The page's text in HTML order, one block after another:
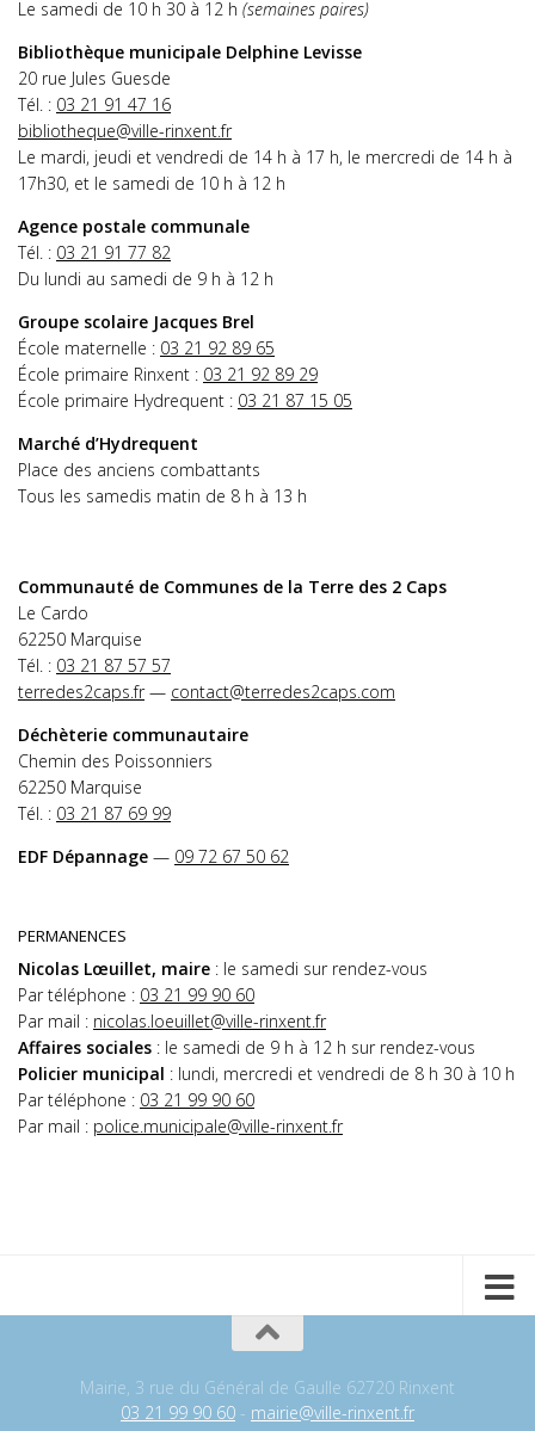
Le samedi de 10 h 30 à 12 h (semaines paires)
Bibliothèque municipale Delphine Levisse
20 rue Jules Guesde
Tél. : 03 21 91 47 16
bibliotheque@ville-rinxent.fr
Le mardi, jeudi et vendredi de 14 h à 17 h, le mercredi de 14 h à
17h30, et le samedi de 10 h à 12 h
Agence postale communale
Tél. : 03 21 91 77 82
Du lundi au samedi de 9 h à 12 h
Groupe scolaire Jacques Brel
École maternelle : 03 21 92 89 65
École primaire Rinxent : 03 21 92 89 29
École primaire Hydrequent : 03 21 87 15 05
Marché d’Hydrequent
Place des anciens combattants
Tous les samedis matin de 8 h à 13 h
Communauté de Communes de la Terre des 2 Caps
Le Cardo
62250 Marquise
Tél. : 03 21 87 57 57
terredes2caps.fr— contact@terredes2caps.com
Déchèterie communautaire
Chemin des Poissonniers
62250 Marquise
Tél. : 03 21 87 69 99
EDF Dépannage — 09 72 67 50 62
PERMANENCES
Nicolas Lœuillet, maire : le samedi sur rendez-vous
Par téléphone : 03 21 99 90 60
Par mail : nicolas.loeuillet@ville-rinxent.fr
Affaires sociales : le samedi de 9 h à 12 h sur rendez-vous
Policier municipal : lundi, mercredi et vendredi de 8 h 30 à 10 h
Par téléphone : 03 21 99 90 60
Par mail : police.municipale@ville-rinxent.fr
Mairie, 3 rue du Général de Gaulle 62720 Rinxent
03 21 99 90 60 - mairie@ville-rinxent.fr